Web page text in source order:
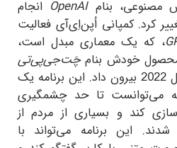
مصنوعی، بنامOpenAI انجام
کرد. کمپانی اُپن‌اِی‌آی فعالیت
، که یک معماری مبدل است،
محصول خودش بنامچَت‌جی‌پی‌تی
) را در پاییز سال 2022 بیرون داد. این برنامه یک
می‌توانست تا حد چشمگیری
کند و بسیاری از مردم از
این برنامه می‌تواند با